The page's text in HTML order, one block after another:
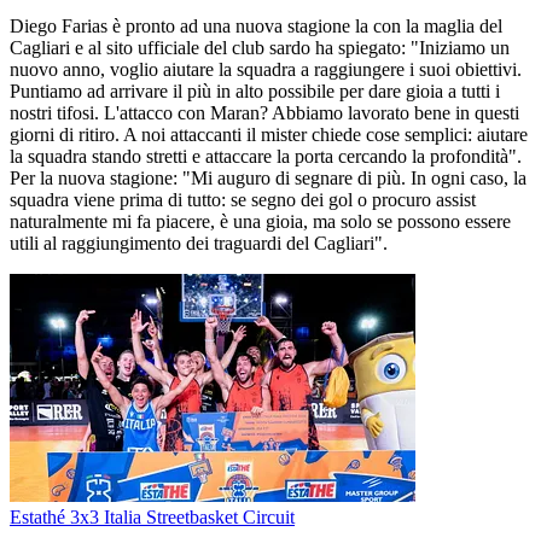
Diego Farias è pronto ad una nuova stagione la con la maglia del
Cagliari e al sito ufficiale del club sardo ha spiegato: "Iniziamo un
nuovo anno, voglio aiutare la squadra a raggiungere i suoi obiettivi.
Puntiamo ad arrivare il più in alto possibile per dare gioia a tutti i
nostri tifosi. L'attacco con Maran? Abbiamo lavorato bene in questi
giorni di ritiro. A noi attaccanti il mister chiede cose semplici: aiutare
la squadra stando stretti e attaccare la porta cercando la profondità".
Per la nuova stagione: "Mi auguro di segnare di più. In ogni caso, la
squadra viene prima di tutto: se segno dei gol o procuro assist
naturalmente mi fa piacere, è una gioia, ma solo se possono essere
utili al raggiungimento dei traguardi del Cagliari".
Estathé 3x3 Italia Streetbasket Circuit